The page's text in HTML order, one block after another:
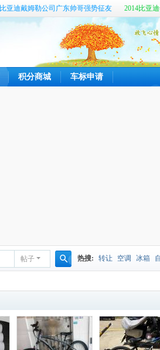
积分商城 车标申请
帖子
索
热搜: 转让 空调 冰箱
比亚迪戴姆勒公司广东帅哥强势征友
2014比亚
比亚迪内部租车发布帖
真心寻找那个她 六